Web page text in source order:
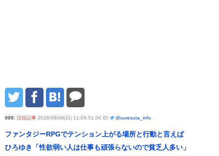
999: 注目記事 2026/08/09(日) 11:04:51.04 ID: @suresuta_info
ファンタジーRPGでテンション上がる場所と行動と言えば
ひろゆき「性欲弱い人は仕事も頑張らないので貧乏人多い」